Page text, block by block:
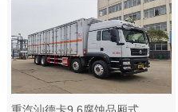
重汽汕德卡9.6腐蚀品厢式